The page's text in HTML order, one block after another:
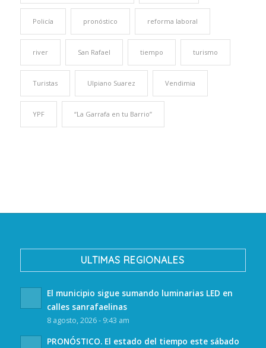
Policía pronóstico reforma laboral
river San Rafael tiempo turismo
Turistas Ulpiano Suarez Vendimia
YPF “La Garrafa en tu Barrio”
ULTIMAS REGIONALES
El municipio sigue sumando luminarias LED en
calles sanrafaelinas
8 agosto, 2026 - 9:43 am
PRONÓSTICO. El estado del tiempo este sábado